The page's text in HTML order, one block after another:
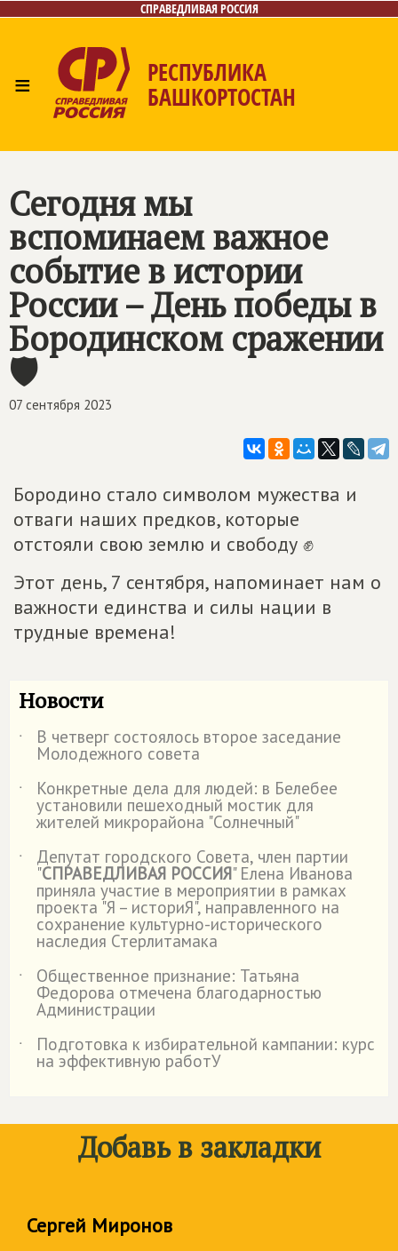
СПРАВЕДЛИВАЯ РОССИЯ
≡ РЕСПУБЛИКА
БАШКОРТОСТАН
Сегодня мы
вспоминаем важное
событие в истории
России – День победы в
Бородинском сражении
🛡
07 сентября 2023
Бородино стало символом мужества и
отваги наших предков, которые
отстояли свою землю и свободу ✊
Этот день, 7 сентября, напоминает нам о
важности единства и силы нации в
трудные времена!
Новости
˙ В четверг состоялось второе заседание
Молодежного совета
˙
Конкретные дела для людей: в Белебее
установили пешеходный мостик для
жителей микрорайона "Солнечный"
˙
Депутат городского Совета, член партии
"СПРАВЕДЛИВАЯ РОССИЯ" Елена Иванова
приняла участие в мероприятии в рамках
проекта "Я – историЯ", направленного на
сохранение культурно-исторического
наследия Стерлитамака
˙
Общественное признание: Татьяна
Федорова отмечена благодарностью
Администрации
˙
Подготовка к избирательной кампании: курс
на эффективную работУ
Добавь в закладки
Сергей Миронов